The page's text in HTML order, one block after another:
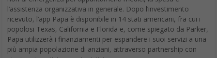
l’assistenza organizzativa in generale. Dopo l’investimento
ricevuto, l’app Papa è disponibile in 14 stati americani, fra cui i
popolosi Texas, California e Florida e, come spiegato da Parker,
Papa utilizzerà i finanziamenti per espandere i suoi servizi a una
più ampia popolazione di anziani, attraverso partnership con